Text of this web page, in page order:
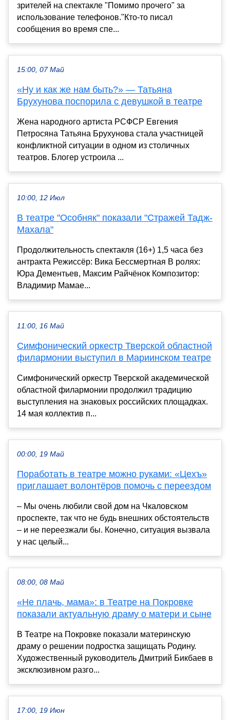
зрителей на спектакле "Помимо прочего" за
использование телефонов."Кто-то писал
сообщения во время спе...
15:00, 07 Май
«Ну и как же нам быть?» — Татьяна
Брухунова поспорила с девушкой в театре
Жена народного артиста РСФСР Евгения
Петросяна Татьяна Брухунова стала участницей
конфликтной ситуации в одном из столичных
театров. Блогер устроила ...
10:00, 12 Июл
В театре "Особняк" показали "Стражей Тадж-
Махала"
Продолжительность спектакля (16+) 1,5 часа без
антракта Режиссёр: Вика Бессмертная В ролях:
Юра Дементьев, Максим Райчёнок Композитор:
Владимир Мамае...
11:00, 16 Май
Симфонический оркестр Тверской областной
филармонии выступил в Мариинском театре
Симфонический оркестр Тверской академической
областной филармонии продолжил традицию
выступления на знаковых российских площадках.
14 мая коллектив п...
00:00, 19 Май
Поработать в театре можно руками: «Цехъ»
приглашает волонтёров помочь с переездом
– Мы очень любили свой дом на Чкаловском
проспекте, так что не будь внешних обстоятельств
– и не переезжали бы. Конечно, ситуация вызвала
у нас целый...
08:00, 08 Май
«Не плачь, мама»: в Театре на Покровке
показали актуальную драму о матери и сыне
В Театре на Покровке показали материнскую
драму о решении подростка защищать Родину.
Художественный руководитель Дмитрий Бикбаев в
эксклюзивном разго...
17:00, 19 Июн